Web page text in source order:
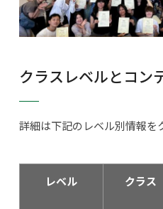
クラスレベルとコン
詳細は下記のレベル別情報を
レベル クラス